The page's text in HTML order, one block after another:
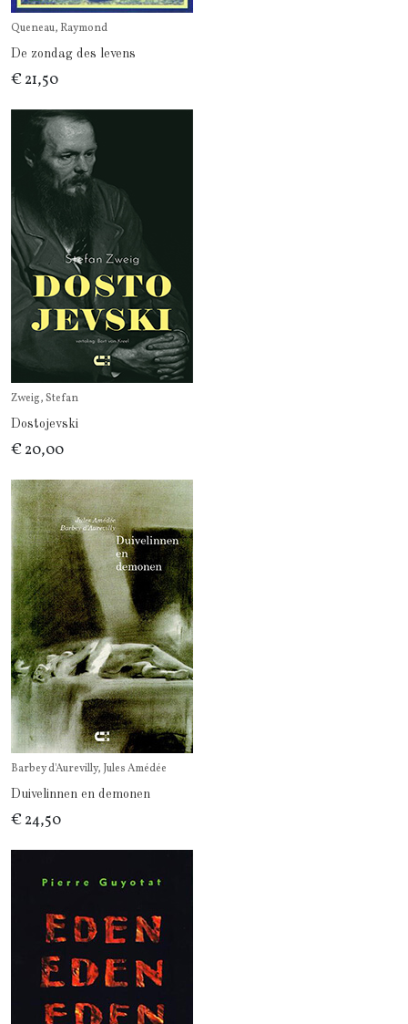
Queneau, Raymond
De zondag des levens
€ 21,50
Zweig, Stefan
Dostojevski
€ 20,00
Barbey d'Aurevilly, Jules Amédée
Duivelinnen en demonen
€ 24,50